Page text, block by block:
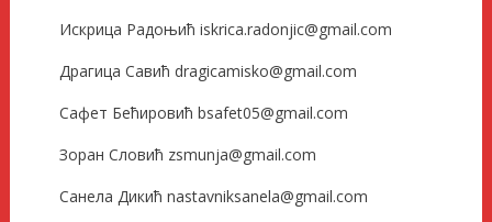
Искрица Радоњић iskrica.radonjic@gmail.com
Драгица Савић dragicamisko@gmail.com
Сафет Бећировић bsafet05@gmail.com
Зоран Словић zsmunja@gmail.com
Санела Дикић nastavniksanela@gmail.com